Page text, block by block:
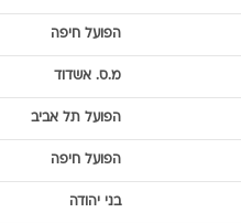
הפועל חיפה
מ.ס. אשדוד
הפועל תל אביב
הפועל חיפה
בני יהודה